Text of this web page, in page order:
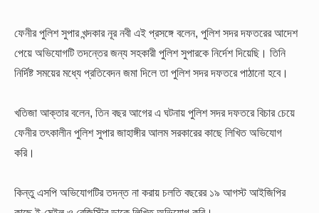
ফেনীর পুলিশ সুপার খন্দকার নূর নবী এই প্রসঙ্গে বলেন, পুলিশ সদর দফতরের আদেশ
পেয়ে অভিযোগটি তদন্তের জন্য সহকারী পুলিশ সুপারকে নির্দেশ দিয়েছি। তিনি
নির্দিষ্ট সময়ের মধ্যে প্রতিবেদন জমা দিলে তা পুলিশ সদর দফতরে পাঠানো হবে।
খতিজা আক্তার বলেন, তিন বছর আগের এ ঘটনায় পুলিশ সদর দফতরে বিচার চেয়ে
ফেনীর তৎকালীন পুলিশ সুপার জাহাঙ্গীর আলম সরকারের কাছে লিখিত অভিযোগ
করি।
কিন্তু এসপি অভিযোগটির তদন্ত না করায় চলতি বছরের ১৯ আগস্ট আইজিপির